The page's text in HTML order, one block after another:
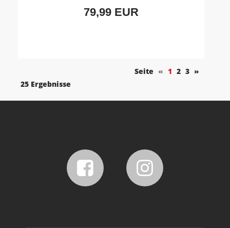
79,99 EUR
Seite « 1 2 3 »
25 Ergebnisse